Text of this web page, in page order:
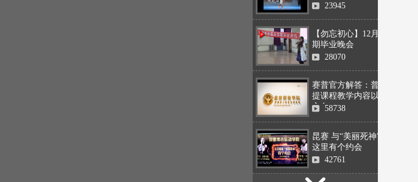
23945
【勿忘初心】12月15
期毕业晚会
28070
赛普官方解答：普拉
提课程教学内容以及
方向58738
昆赛 与“美丽死神”在
这里有个约会
42761